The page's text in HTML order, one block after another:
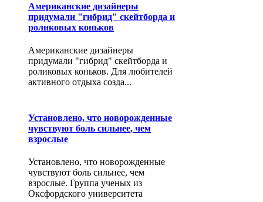
Американские дизайнеры
придумали "гибрид" скейтборда и
роликовых коньков
Американские дизайнеры
придумали "гибрид" скейтборда и
роликовых коньков. Для любителей
активного отдыха созда...
Установлено, что новорожденные
чувствуют боль сильнее, чем
взрослые
Установлено, что новорожденные
чувствуют боль сильнее, чем
взрослые. Группа ученых из
Оксфордского университета